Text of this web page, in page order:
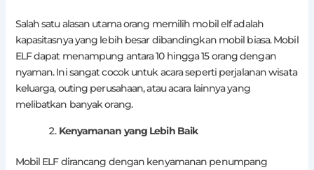
Salah satu alasan utama orang memilih mobil elf adalah
kapasitasnya yang lebih besar dibandingkan mobil biasa. Mobil
ELF dapat menampung antara 10 hingga 15 orang dengan
nyaman. Ini sangat cocok untuk acara seperti perjalanan wisata
keluarga, outing perusahaan, atau acara lainnya yang
melibatkan banyak orang.
Kenyamanan yang Lebih Baik
Mobil ELF dirancang dengan kenyamanan penumpang